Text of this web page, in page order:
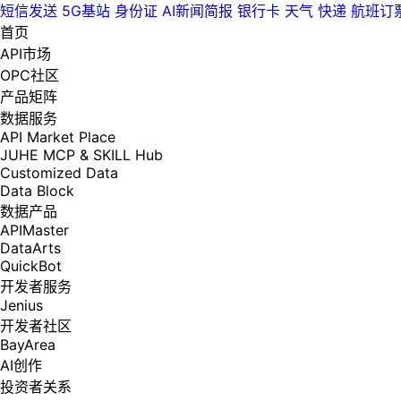
短信发送 5G基站 身份证 AI新闻简报 银行卡 天气 快递 航班订
首页
API市场
OPC社区
产品矩阵
数据服务
API Market Place
JUHE MCP & SKILL Hub
Customized Data
Data Block
数据产品
APIMaster
DataArts
QuickBot
开发者服务
Jenius
开发者社区
BayArea
AI创作
投资者关系